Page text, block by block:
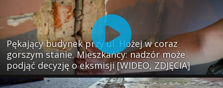
Pękający budynek przy ul. Hożej w coraz
gorszym stanie. Mieszkańcy: nadzór może
podjąć decyzję o eksmisji [WIDEO, ZDJĘCIA]